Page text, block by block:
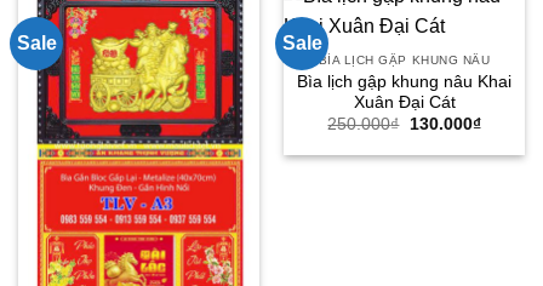
Sale Sale
BÌA LỊCH GẬP KHUNG NÂU
Bìa lịch gập khung nâu Khai
Xuân Đại Cát
250.000₫
Giá
là:
130.000₫Giá
tại